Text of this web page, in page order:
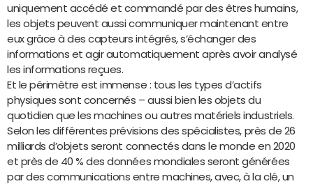
uniquement accédé et commandé par des êtres humains,
les objets peuvent aussi communiquer maintenant entre
eux grâce à des capteurs intégrés, s’échanger des
informations et agir automatiquement après avoir analysé
les informations reçues.
Et le périmètre est immense : tous les types d’actifs
physiques sont concernés – aussi bien les objets du
quotidien que les machines ou autres matériels industriels.
Selon les différentes prévisions des spécialistes, près de 26
milliards d’objets seront connectés dans le monde en 2020
et près de 40 % des données mondiales seront générées
par des communications entre machines, avec, à la clé, un